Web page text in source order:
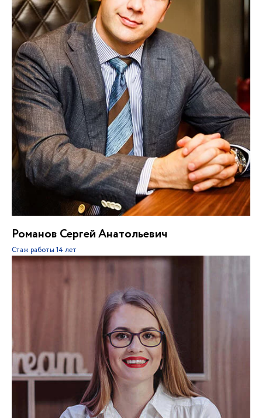
Романов Сергей Анатольевич
Стаж работы 14 лет